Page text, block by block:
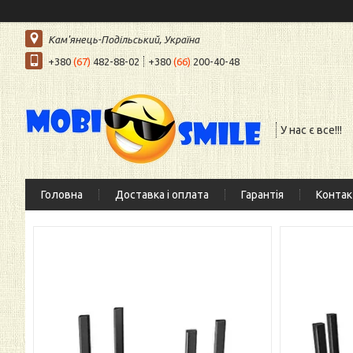
Кам'янець-Подільський, Україна
+380 (67)482-88-02 +380(66)200-40-48
У нас є все!!!
Головна Доставка і оплата Гарантія